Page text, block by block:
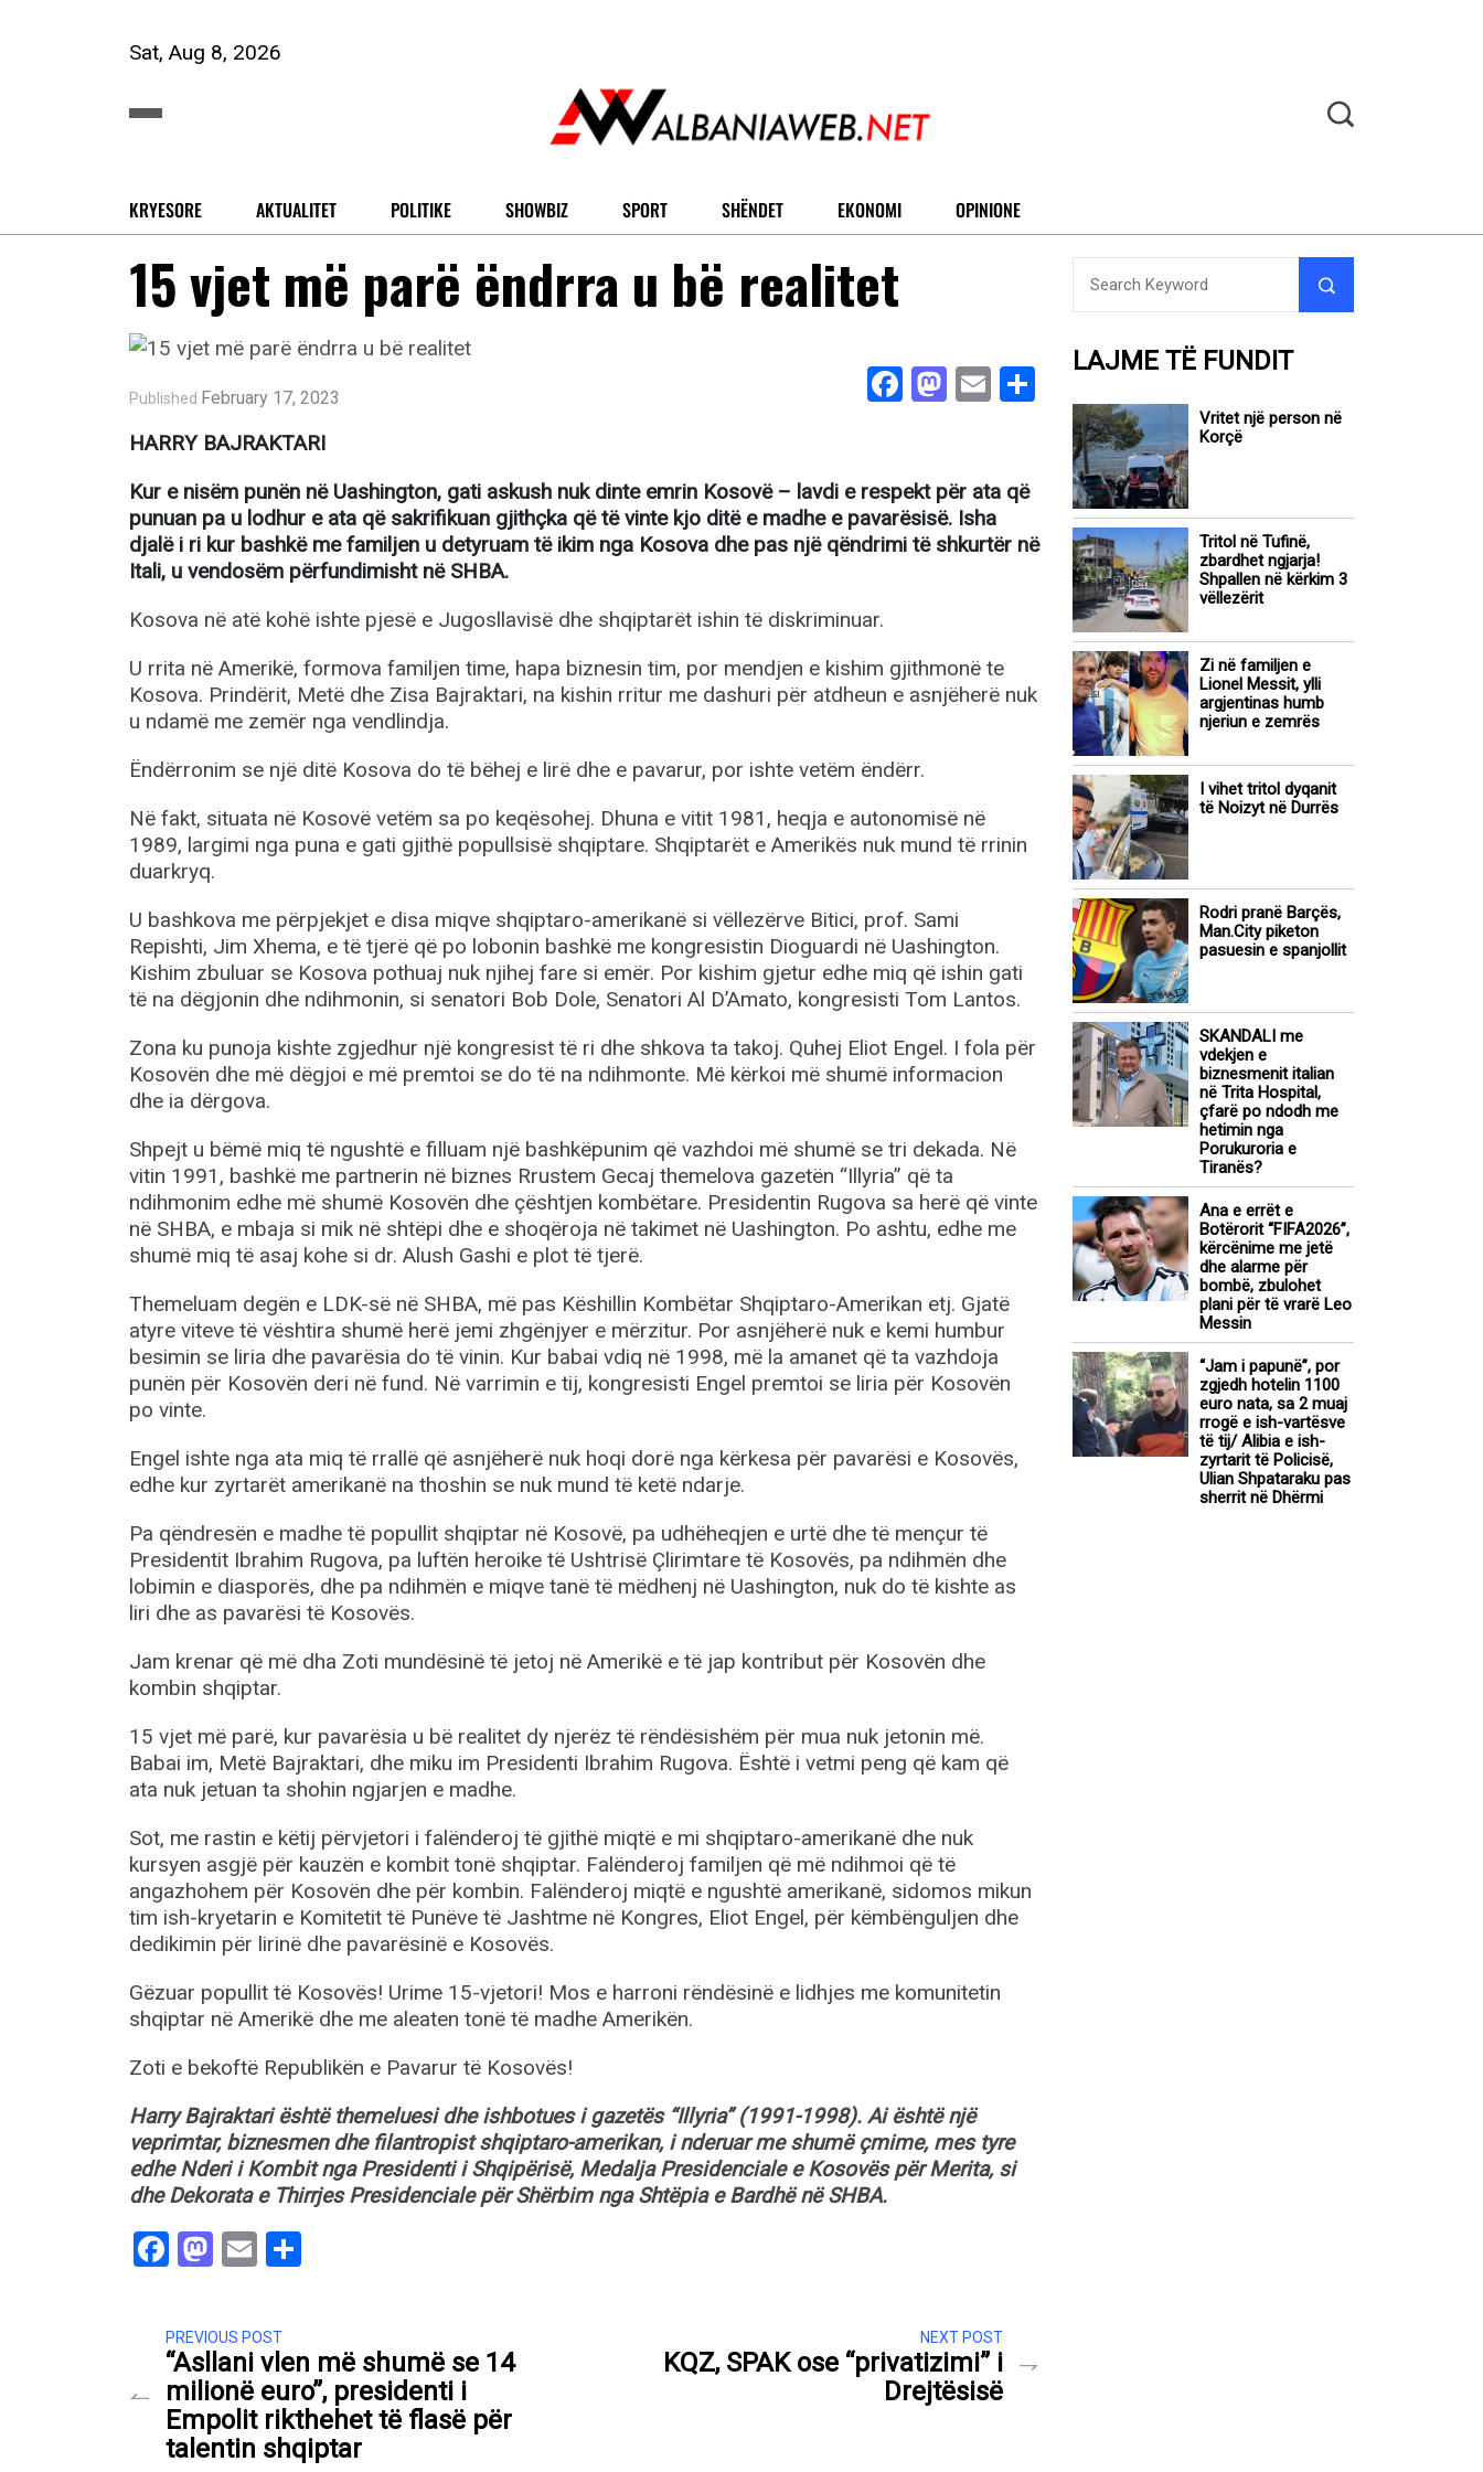
Sat, Aug 8, 2026
KRYESORE AKTUALITET POLITIKE SHOWBIZ SPORT SHËNDET EKONOMI OPINIONE
15 vjet më parë ëndrra u bë realitet
Published February 17, 2023 Facebook
Mastodon
EmailShare
HARRY BAJRAKTARI
Kur e nisëm punën në Uashington, gati askush nuk dinte emrin Kosovë – lavdi e respekt për ata që
punuan pa u lodhur e ata që sakrifikuan gjithçka që të vinte kjo ditë e madhe e pavarësisë. Isha
djalë i ri kur bashkë me familjen u detyruam të ikim nga Kosova dhe pas një qëndrimi të shkurtër në
Itali, u vendosëm përfundimisht në SHBA.
Kosova në atë kohë ishte pjesë e Jugosllavisë dhe shqiptarët ishin të diskriminuar.
U rrita në Amerikë, formova familjen time, hapa biznesin tim, por mendjen e kishim gjithmonë te
Kosova. Prindërit, Metë dhe Zisa Bajraktari, na kishin rritur me dashuri për atdheun e asnjëherë nuk
u ndamë me zemër nga vendlindja.
Ëndërronim se një ditë Kosova do të bëhej e lirë dhe e pavarur, por ishte vetëm ëndërr.
Në fakt, situata në Kosovë vetëm sa po keqësohej. Dhuna e vitit 1981, heqja e autonomisë në
1989, largimi nga puna e gati gjithë popullsisë shqiptare. Shqiptarët e Amerikës nuk mund të rrinin
duarkryq.
U bashkova me përpjekjet e disa miqve shqiptaro-amerikanë si vëllezërve Bitici, prof. Sami
Repishti, Jim Xhema, e të tjerë që po lobonin bashkë me kongresistin Dioguardi në Uashington.
Kishim zbuluar se Kosova pothuaj nuk njihej fare si emër. Por kishim gjetur edhe miq që ishin gati
të na dëgjonin dhe ndihmonin, si senatori Bob Dole, Senatori Al D’Amato, kongresisti Tom Lantos.
Zona ku punoja kishte zgjedhur një kongresist të ri dhe shkova ta takoj. Quhej Eliot Engel. I fola për
Kosovën dhe më dëgjoi e më premtoi se do të na ndihmonte. Më kërkoi më shumë informacion
dhe ia dërgova.
Shpejt u bëmë miq të ngushtë e filluam një bashkëpunim që vazhdoi më shumë se tri dekada. Në
vitin 1991, bashkë me partnerin në biznes Rrustem Gecaj themelova gazetën “Illyria” që ta
ndihmonim edhe më shumë Kosovën dhe çështjen kombëtare. Presidentin Rugova sa herë që vinte
në SHBA, e mbaja si mik në shtëpi dhe e shoqëroja në takimet në Uashington. Po ashtu, edhe me
shumë miq të asaj kohe si dr. Alush Gashi e plot të tjerë.
Themeluam degën e LDK-së në SHBA, më pas Këshillin Kombëtar Shqiptaro-Amerikan etj. Gjatë
atyre viteve të vështira shumë herë jemi zhgënjyer e mërzitur. Por asnjëherë nuk e kemi humbur
besimin se liria dhe pavarësia do të vinin. Kur babai vdiq në 1998, më la amanet që ta vazhdoja
punën për Kosovën deri në fund. Në varrimin e tij, kongresisti Engel premtoi se liria për Kosovën
po vinte.
Engel ishte nga ata miq të rrallë që asnjëherë nuk hoqi dorë nga kërkesa për pavarësi e Kosovës,
edhe kur zyrtarët amerikanë na thoshin se nuk mund të ketë ndarje.
Pa qëndresën e madhe të popullit shqiptar në Kosovë, pa udhëheqjen e urtë dhe të mençur të
Presidentit Ibrahim Rugova, pa luftën heroike të Ushtrisë Çlirimtare të Kosovës, pa ndihmën dhe
lobimin e diasporës, dhe pa ndihmën e miqve tanë të mëdhenj në Uashington, nuk do të kishte as
liri dhe as pavarësi të Kosovës.
Jam krenar që më dha Zoti mundësinë të jetoj në Amerikë e të jap kontribut për Kosovën dhe
kombin shqiptar.
15 vjet më parë, kur pavarësia u bë realitet dy njerëz të rëndësishëm për mua nuk jetonin më.
Babai im, Metë Bajraktari, dhe miku im Presidenti Ibrahim Rugova. Është i vetmi peng që kam që
ata nuk jetuan ta shohin ngjarjen e madhe.
Sot, me rastin e këtij përvjetori i falënderoj të gjithë miqtë e mi shqiptaro-amerikanë dhe nuk
kursyen asgjë për kauzën e kombit tonë shqiptar. Falënderoj familjen që më ndihmoi që të
angazhohem për Kosovën dhe për kombin. Falënderoj miqtë e ngushtë amerikanë, sidomos mikun
tim ish-kryetarin e Komitetit të Punëve të Jashtme në Kongres, Eliot Engel, për këmbënguljen dhe
dedikimin për lirinë dhe pavarësinë e Kosovës.
Gëzuar popullit të Kosovës! Urime 15-vjetori! Mos e harroni rëndësinë e lidhjes me komunitetin
shqiptar në Amerikë dhe me aleaten tonë të madhe Amerikën.
Zoti e bekoftë Republikën e Pavarur të Kosovës!
Harry Bajraktari është themeluesi dhe ishbotues i gazetës “Illyria” (1991-1998). Ai është një
veprimtar, biznesmen dhe filantropist shqiptaro-amerikan, i nderuar me shumë çmime, mes tyre
edhe Nderi i Kombit nga Presidenti i Shqipërisë, Medalja Presidenciale e Kosovës për Merita, si
dhe Dekorata e Thirrjes Presidenciale për Shërbim nga Shtëpia e Bardhë në SHBA.
Facebook
Mastodon
Email
PREVIOUS POST
“Asllani vlen më shumë se 14
milionë euro”, presidenti i
Empolit rikthehet të flasë për
talentin shqiptar
NEXT POST
KQZ, SPAK ose “privatizimi” i
Drejtësisë
LAJME TË FUNDIT
Vritet një person në
Korçë
Tritol në Tufinë,
zbardhet ngjarja!
Shpallen në kërkim 3
vëllezërit
Zi në familjen e
Lionel Messit, ylli
argjentinas humb
njeriun e zemrës
I vihet tritol dyqanit
të Noizyt në Durrës
Rodri pranë Barçës,
Man.City piketon
pasuesin e spanjollit
SKANDALI me
vdekjen e
biznesmenit italian
në Trita Hospital,
çfarë po ndodh me
hetimin nga
Porukuroria e
Tiranës?
Ana e errët e
Botërorit “FIFA2026”,
kërcënime me jetë
dhe alarme për
bombë, zbulohet
plani për të vrarë Leo
Messin
“Jam i papunë”, por
zgjedh hotelin 1100
euro nata, sa 2 muaj
rrogë e ish-vartësve
të tij/ Alibia e ish-
zyrtarit të Policisë,
Ulian Shpataraku pas
sherrit në Dhërmi